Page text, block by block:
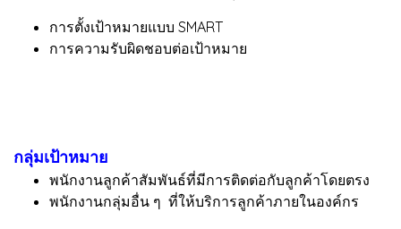
การตั้งเป้าหมายแบบ SMART
การความรับผิดชอบต่อเป้าหมาย
กลุ่มเป้าหมาย
พนักงานลูกค้าสัมพันธ์ที่มีการติดต่อกับลูกค้าโดยตรง
พนักงานกลุ่มอื่น ๆ ที่ให้บริการลูกค้าภายในองค์กร